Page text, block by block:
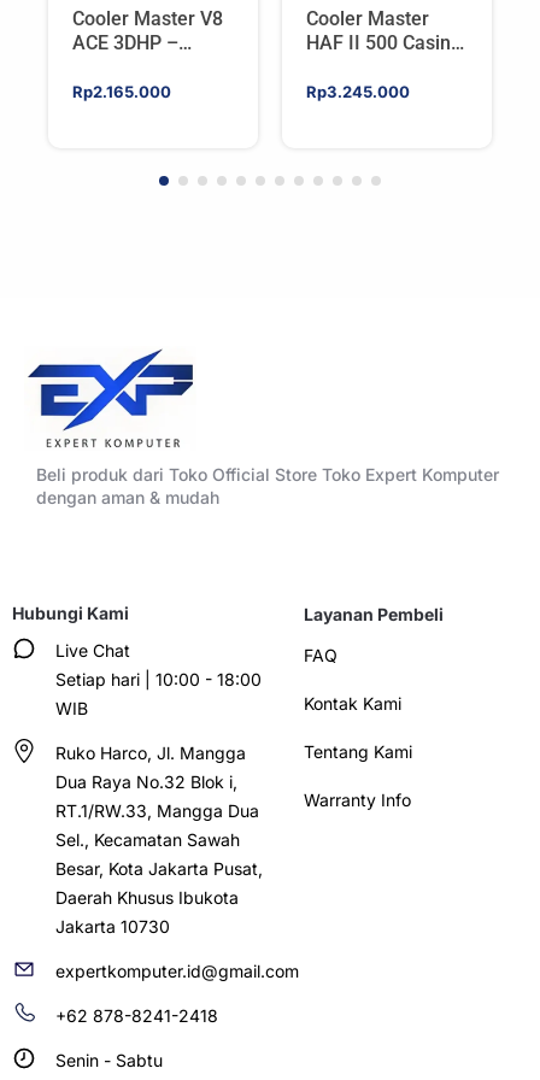
Cooler Master V8
ACE 3DHP –
Tower CPU Cooler
Rp2.165.000
Cooler Master
HAF II 500 Casing
Tower ATX
Rp3.245.000
Beli produk dari Toko Official Store Toko Expert Komputer
dengan aman & mudah
Hubungi Kami
Live Chat
Setiap hari | 10:00 - 18:00
WIB
Ruko Harco, Jl. Mangga
Dua Raya No.32 Blok i,
RT.1/RW.33, Mangga Dua
Sel., Kecamatan Sawah
Besar, Kota Jakarta Pusat,
Daerah Khusus Ibukota
Jakarta 10730
expertkomputer.id@gmail.com
+62 878-8241-2418
Senin - Sabtu
Layanan Pembeli
FAQ
Kontak Kami
Tentang Kami
Warranty Info